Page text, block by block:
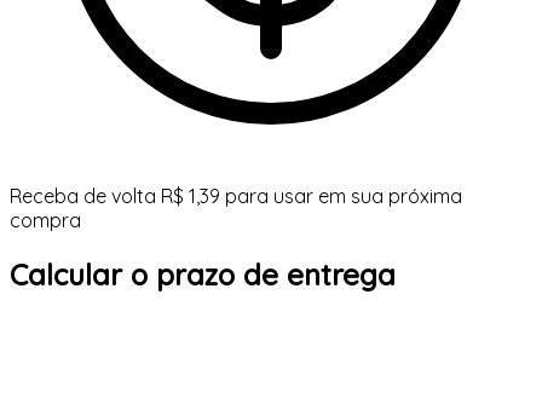
Receba de volta R$ 1,39 para usar em sua próxima
compra
Calcular o prazo de entrega